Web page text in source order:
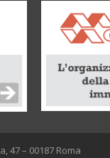
47 – 00187 Roma